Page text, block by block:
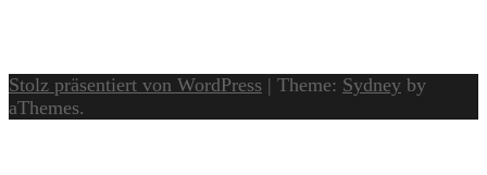
Stolz präsentiert von WordPress | Theme: Sydney by
aThemes.